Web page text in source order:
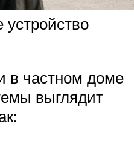
устройство
в частном доме
выглядит